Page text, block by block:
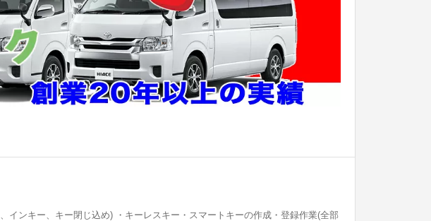
インキー、キー閉じ込め) ・キーレスキー・スマートキーの作成・登録作業(全部